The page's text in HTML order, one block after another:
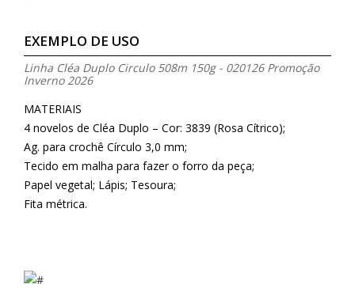
EXEMPLO DE USO
Linha Cléa Duplo Circulo 508m 150g - 020126 Promoção
Inverno 2026
MATERIAIS
4 novelos de Cléa Duplo – Cor: 3839 (Rosa Cítrico);
Ag. para crochê Círculo 3,0 mm;
Tecido em malha para fazer o forro da peça;
Papel vegetal; Lápis; Tesoura;
Fita métrica.